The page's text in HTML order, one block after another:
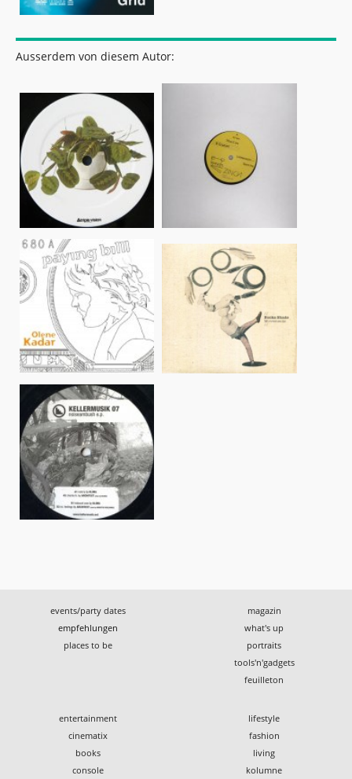
Ausserdem von diesem Autor:
events/party dates
empfehlungen
places to be
magazin
what's up
portraits
tools'n'gadgets
feuilleton
entertainment
cinematix
books
console
lifestyle
fashion
living
kolumne